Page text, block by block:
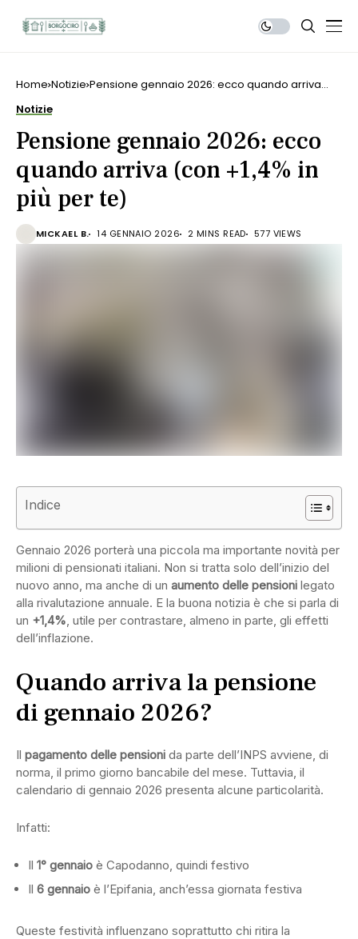
Home Notizie Pensione gennaio 2026: ecco quando arriva
Notizie
Pensione gennaio 2026: ecco
quando arriva (con +1,4% in
più per te)
MICKAEL B. 14 GENNAIO 2026 2 MINS READ 577 VIEWS
Indice
Gennaio 2026 porterà una piccola ma importante novità per
milioni di pensionati italiani. Non si tratta solo dell’inizio del
nuovo anno, ma anche di un aumento delle pensioni legato
alla rivalutazione annuale. E la buona notizia è che si parla di
un +1,4%, utile per contrastare, almeno in parte, gli effetti
dell’inflazione.
Quando arriva la pensione
di gennaio 2026?
Il pagamento delle pensioni da parte dell’INPS avviene, di
norma, il primo giorno bancabile del mese. Tuttavia, il
calendario di gennaio 2026 presenta alcune particolarità.
Infatti:
Il 1° gennaio è Capodanno, quindi festivo
Il 6 gennaio è l’Epifania, anch’essa giornata festiva
Queste festività influenzano soprattutto chi ritira la